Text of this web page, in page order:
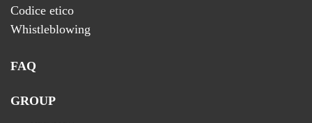
Codice etico
Whistleblowing
FAQ
GROUP